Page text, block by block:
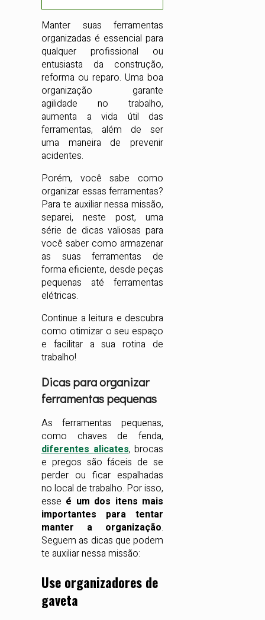
Manter suas ferramentas
organizadas é essencial para
qualquer profissional ou
entusiasta da construção,
reforma ou reparo. Uma boa
organização garante
agilidade no trabalho,
aumenta a vida útil das
ferramentas, além de ser
uma maneira de prevenir
acidentes.
Porém, você sabe como
organizar essas ferramentas?
Para te auxiliar nessa missão,
separei, neste post, uma
série de dicas valiosas para
você saber como armazenar
as suas ferramentas de
forma eficiente, desde peças
pequenas até ferramentas
elétricas.
Continue a leitura e descubra
como otimizar o seu espaço
e facilitar a sua rotina de
trabalho!
Dicas para organizar
ferramentas pequenas
As ferramentas pequenas,
como chaves de fenda,
diferentes alicates, brocas
e pregos são fáceis de se
perder ou ficar espalhadas
no local de trabalho. Por isso,
esse é um dos itens mais
importantes para tentar
manter a organização.
Seguem as dicas que podem
te auxiliar nessa missão:
Use organizadores de
gaveta